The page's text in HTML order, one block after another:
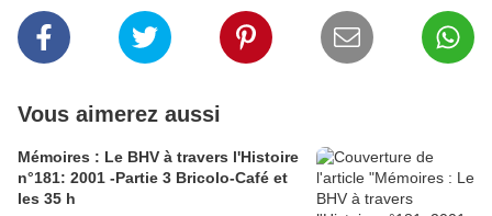
Vous aimerez aussi
Mémoires : Le BHV à travers l'Histoire
n°181: 2001 -Partie 3 Bricolo-Café et
les 35 h